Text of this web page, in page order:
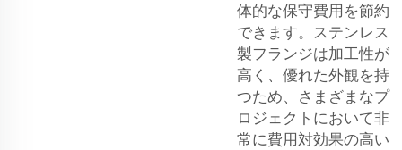
体的な保守費用を節約
できます。ステンレス
製フランジは加工性が
高く、優れた外観を持
つため、さまざまなプ
ロジェクトにおいて非
常に費用対効果の高い